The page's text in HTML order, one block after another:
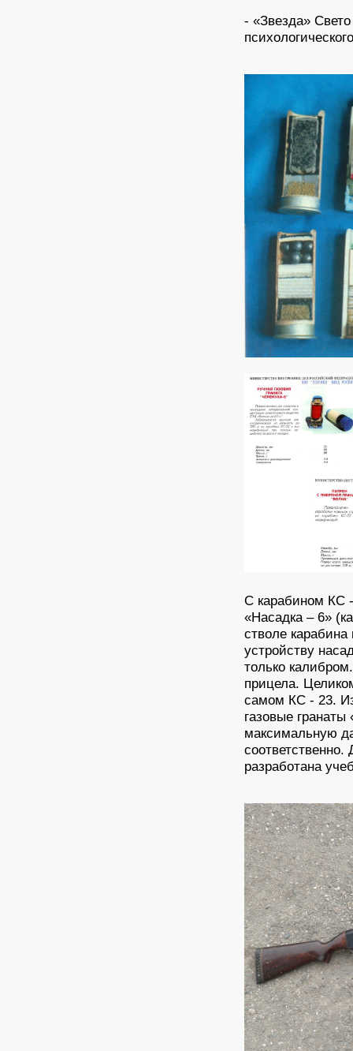
- «Звезда»
С карабином КС
«Насадка – 6»
стволе
устройству
только
прицела.
самом КС - 23.
газовые
максимальную
разработана